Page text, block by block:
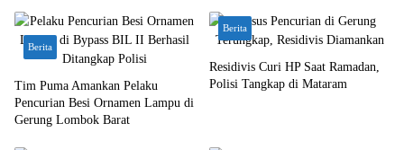
Berita
Tim Puma Amankan Pelaku
Pencurian Besi Ornamen Lampu di
Gerung Lombok Barat
Berita
Residivis Curi HP Saat Ramadan,
Polisi Tangkap di Mataram